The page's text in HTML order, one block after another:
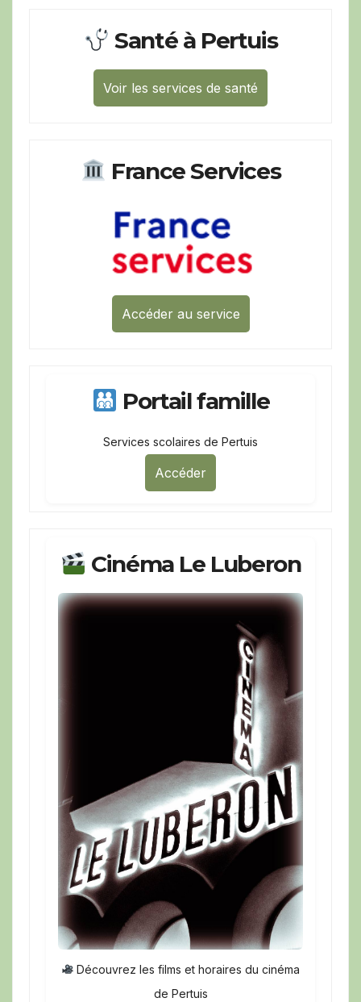
Santé à Pertuis
Voir les services de santé
France Services
Accéder au service
Portail famille
Services scolaires de Pertuis
Accéder
Cinéma Le Luberon
Découvrez les films et horaires du cinéma
de Pertuis